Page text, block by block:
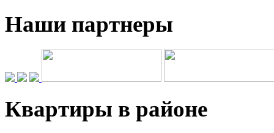
Наши партнеры
Квартиры в районе